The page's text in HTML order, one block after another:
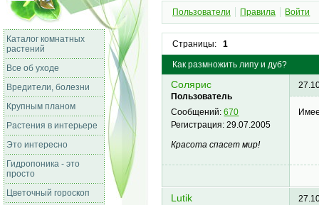
Каталог комнатных
растений
Все об уходе
Вредители, болезни
Крупным планом
Растения в интерьере
Это интересно
Гидропоника - это
просто
Цветочный гороскоп
Пользователи Правила Войти
Страницы: 1
Как размножить липу и дуб?
Солярис
Пользователь
Сообщений:670
Регистрация:29.07.2005
Красота спасет мир!
Lutik